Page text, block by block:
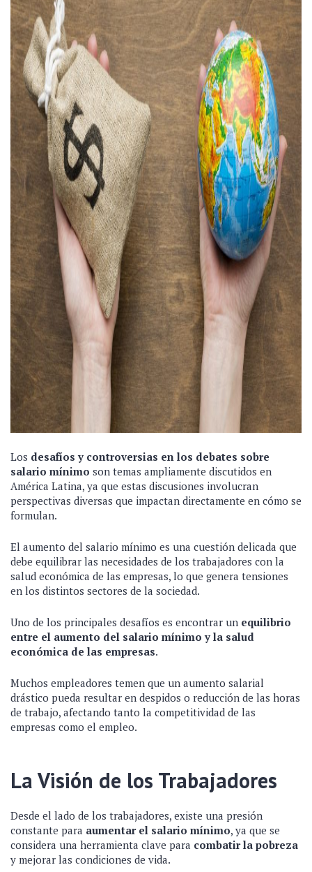
Los desafíos y controversias en los debates sobre
salario mínimo son temas ampliamente discutidos en
América Latina, ya que estas discusiones involucran
perspectivas diversas que impactan directamente en cómo se
formulan.
El aumento del salario mínimo es una cuestión delicada que
debe equilibrar las necesidades de los trabajadores con la
salud económica de las empresas, lo que genera tensiones
en los distintos sectores de la sociedad.
Uno de los principales desafíos es encontrar un equilibrio
entre el aumento del salario mínimo y la salud
económica de las empresas.
Muchos empleadores temen que un aumento salarial
drástico pueda resultar en despidos o reducción de las horas
de trabajo, afectando tanto la competitividad de las
empresas como el empleo.
La Visión de los Trabajadores
Desde el lado de los trabajadores, existe una presión
constante para aumentar el salario mínimo, ya que se
considera una herramienta clave para combatir la pobreza
y mejorar las condiciones de vida.